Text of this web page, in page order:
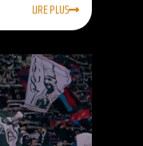
LIRE PLUS